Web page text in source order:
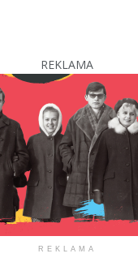
REKLAMA
REKLAMA